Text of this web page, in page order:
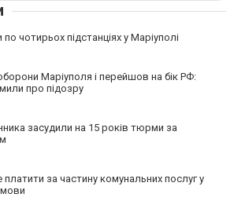
чотирьох підстанціях у Маріуполі
Маріуполя і перейшов на бік РФ:
про підозру
засудили на 15 років тюрми за
за частину комунальних послуг у